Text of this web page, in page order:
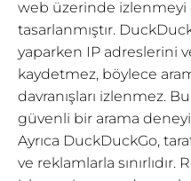
web üzerinde
tasarlanmıştır.
yaparken IP adreslerini
kaydetmez, böylece
davranışları izlenmez.
güvenli bir arama
Ayrıca DuckDuckGo,
ve reklamlarla sınırlıdır.